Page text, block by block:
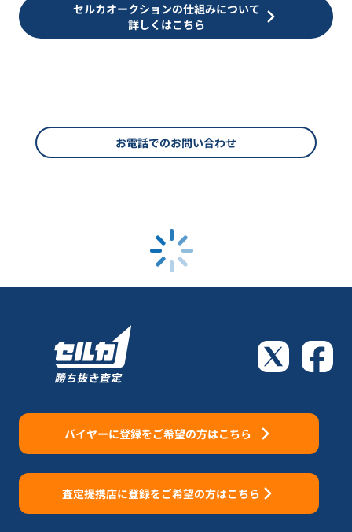
セルカオークションの仕組みについて
詳しくはこちら
お電話でのお問い合わせ
バイヤーに登録をご希望の方はこちら
査定提携店に登録をご希望の方はこちら